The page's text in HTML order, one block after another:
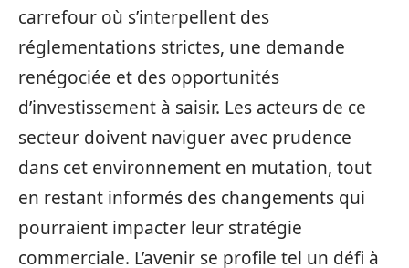
carrefour où s’interpellent des
réglementations strictes, une demande
renégociée et des opportunités
d’investissement à saisir. Les acteurs de ce
secteur doivent naviguer avec prudence
dans cet environnement en mutation, tout
en restant informés des changements qui
pourraient impacter leur stratégie
commerciale. L’avenir se profile tel un défi à